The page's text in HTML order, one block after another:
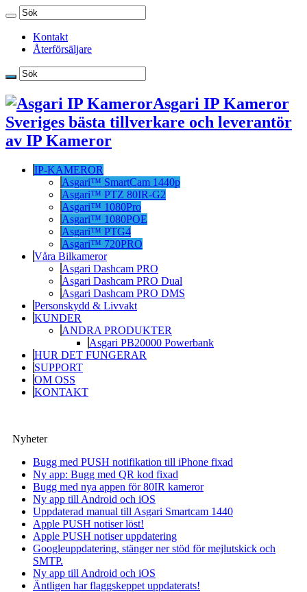
Kontakt
Återförsäljare
Asgari IP Kameror
Sveriges bästa tillverkare och leverantör
av IP Kameror
IP-KAMEROR
Asgari™ SmartCam 1440p
Asgari™ PTZ 80IR-G2
Asgari™ 1080Pro
Asgari™ 1080POE
Asgari™ PTG4
Asgari™ 720PRO
Våra Bilkameror
Asgari Dashcam PRO
Asgari Dashcam PRO Dual
Asgari Dashcam PRO DMS
Personskydd & Livvakt
KUNDER
ANDRA PRODUKTER
Asgari PB20000 Powerbank
HUR DET FUNGERAR
SUPPORT
OM OSS
KONTAKT
Nyheter
Bugg med PUSH notifikation till iPhone fixad
Ny app: Bugg med QR kod fixad
Bugg med nya appen för 80IR kameror
Ny app till Android och iOS
Uppdaterad manual till Asgari Smartcam 1440
Apple PUSH notiser löst!
Apple PUSH notiser uppdatering
Googleuppdatering, stänger ner stöd för mejlutskick och
SMTP.
Ny app till Android och iOS
Äntligen har flaggskeppet uppdaterats!